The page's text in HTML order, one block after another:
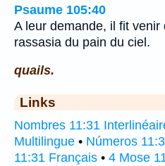
Psaume 105:40
A leur demande, il fit
rassasia du pain du ciel.
quails.
Links
Nombres 11:31
Multilingue • Números
11:31 Français • 4 Mose